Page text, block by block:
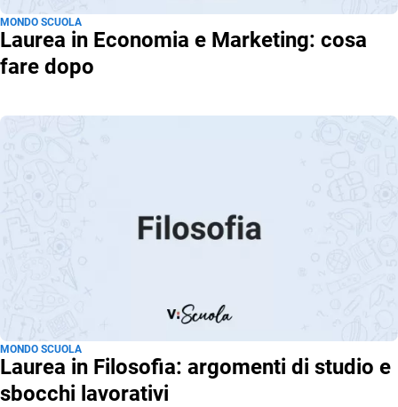
MONDO SCUOLA
Laurea in Economia e Marketing: cosa
fare dopo
MONDO SCUOLA
Laurea in Filosofia: argomenti di studio e
sbocchi lavorativi